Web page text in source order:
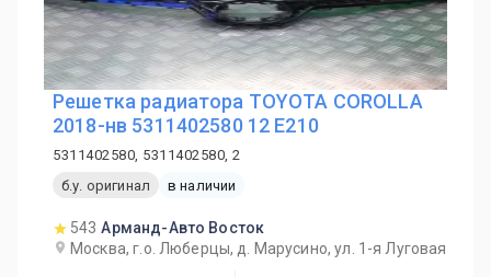
Решетка радиатора TOYOTA COROLLA
2018-нв 5311402580 12 E210
5311402580, 5311402580, 2
б.у. оригинал
в наличии
543 Арманд-Авто Восток
Москва, г.о. Люберцы, д. Марусино, ул. 1-я Луговая